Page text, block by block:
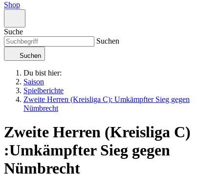
Shop
Suche
Suchen
Suchen
Du bist hier:
Saison
Spielberichte
Zweite Herren (Kreisliga C): Umkämpfter Sieg gegen
Nümbrecht
Zweite Herren (Kreisliga C)
:Umkämpfter Sieg gegen
Nümbrecht